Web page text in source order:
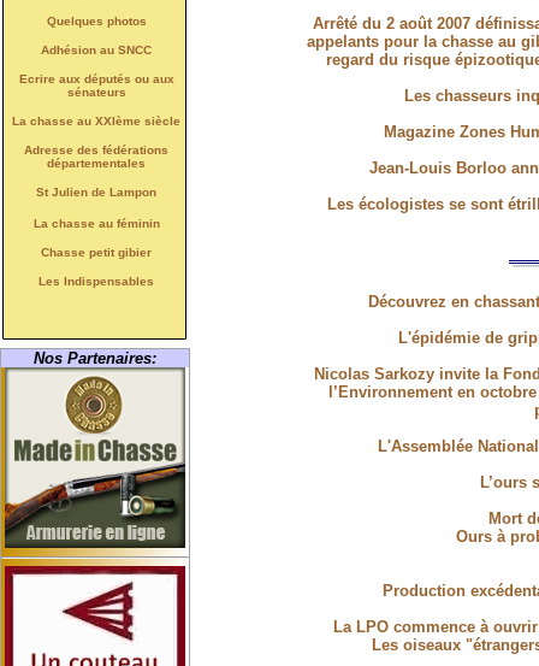
Quelques photos
Adhésion au SNCC
Ecrire aux députés ou aux
sénateurs
La chasse au XXIème siècle
Adresse des fédérations
départementales
St Julien de Lampon
La chasse au féminin
Chasse petit gibier
Les Indispensables
Nos Partenaires:
Arrêté du 2 août 2007
appelants pour la chasse au
regard du risque
Les chasseurs
Magazine Zones
Jean-Louis Borloo
Les écologistes se sont
Découvrez en
L'épidémie de
Nicolas Sarkozy invite la
l’Environnement en
L'Assemblée
L’ours
Mort
Ours à
Production
La LPO commence à
Les oiseaux